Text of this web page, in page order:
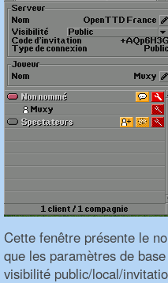
Cette fenêtre présente le
que les paramètres de
visibilité public/local/